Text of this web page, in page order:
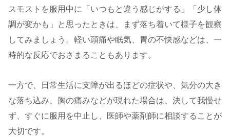
スモストを服用中に「いつもと違う感じがする」「少し体
調が変かも」と思ったときは、まず落ち着いて様子を観察
してみましょう。軽い頭痛や眠気、胃の不快感などは、一
時的な反応でおさまることもあります。
一方で、日常生活に支障が出るほどの症状や、気分の大き
な落ち込み、胸の痛みなどが現れた場合は、決して我慢せ
ず、すぐに服用を中止し、医師や薬剤師に相談することが
大切です。